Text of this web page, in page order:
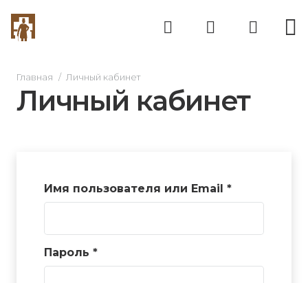
Главная / Личный кабинет
Личный кабинет
Имя пользователя или Email *
Пароль *Обязательно